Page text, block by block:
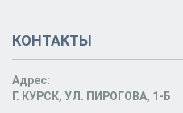
КОНТАКТЫ
Адрес:
Г. КУРСК, УЛ. ПИРОГОВА, 1-Б